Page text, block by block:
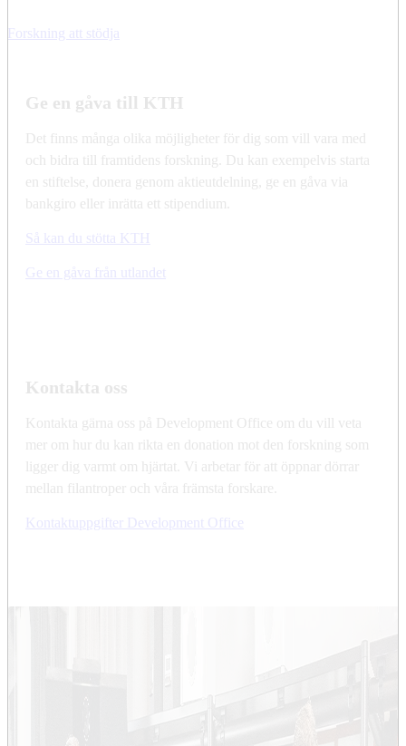
Forskning att stödja
Ge en gåva till KTH
Det finns många olika möjligheter för dig som vill vara med
och bidra till framtidens forskning. Du kan exempelvis starta
en stiftelse, donera genom aktieutdelning, ge en gåva via
bankgiro eller inrätta ett stipendium.
Så kan du stötta KTH
Ge en gåva från utlandet
Kontakta oss
Kontakta gärna oss på Development Office om du vill veta
mer om hur du kan rikta en donation mot den forskning som
ligger dig varmt om hjärtat. Vi arbetar för att öppnar dörrar
mellan filantroper och våra främsta forskare.
Kontaktuppgifter Development Office